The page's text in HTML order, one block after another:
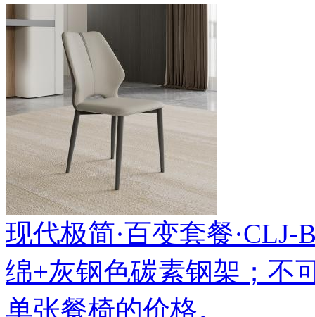
现代极简·百变套餐·CLJ-
绵+灰钢色碳素钢架；不
单张餐椅的价格。